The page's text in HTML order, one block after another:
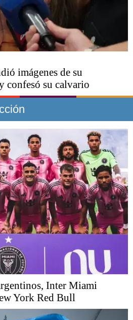
imágenes de su
confesó su calvario
Inter Miami
York Red Bull